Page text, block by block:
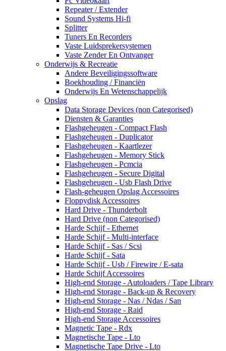
Repeater / Extender
Sound Systems Hi-fi
Splitter
Tuners En Recorders
Vaste Luidsprekersystemen
Vaste Zender En Ontvanger
Onderwijs & Recreatie
Andere Beveiligingssoftware
Boekhouding / Financiën
Onderwijs En Wetenschappelijk
Opslag
Data Storage Devices (non Categorised)
Diensten & Garanties
Flashgeheugen - Compact Flash
Flashgeheugen - Duplicator
Flashgeheugen - Kaartlezer
Flashgeheugen - Memory Stick
Flashgeheugen - Pcmcia
Flashgeheugen - Secure Digital
Flashgeheugen - Usb Flash Drive
Flash-geheugen Opslag Accessoires
Floppydisk Accessoires
Hard Drive - Thunderbolt
Hard Drive (non Categorised)
Harde Schijf - Ethernet
Harde Schijf - Multi-interface
Harde Schijf - Sas / Scsi
Harde Schijf - Sata
Harde Schijf - Usb / Firewire / E-sata
Harde Schijf Accessoires
High-end Storage - Autoloaders / Tape Library
High-end Storage - Back-up & Recovery
High-end Storage - Nas / Ndas / San
High-end Storage - Raid
High-end Storage Accessoires
Magnetic Tape - Rdx
Magnetische Tape - Lto
Magnetische Tape Drive - Lto